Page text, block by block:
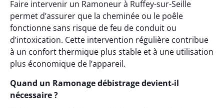
Faire intervenir un Ramoneur à Ruffey-sur-Seille
permet d’assurer que la cheminée ou le poêle
fonctionne sans risque de feu de conduit ou
d’intoxication. Cette intervention régulière contribue
à un confort thermique plus stable et à une utilisation
plus économique de l’appareil.
Quand un Ramonage débistrage devient-il
nécessaire ?